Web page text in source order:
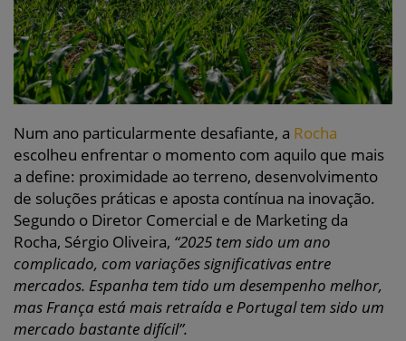
Num ano particularmente desafiante, a Rocha
escolheu enfrentar o momento com aquilo que mais
a define: proximidade ao terreno, desenvolvimento
de soluções práticas e aposta contínua na inovação.
Segundo o Diretor Comercial e de Marketing da
Rocha, Sérgio Oliveira, “2025 tem sido um ano
complicado, com variações significativas entre
mercados. Espanha tem tido um desempenho melhor,
mas França está mais retraída e Portugal tem sido um
mercado bastante difícil”.